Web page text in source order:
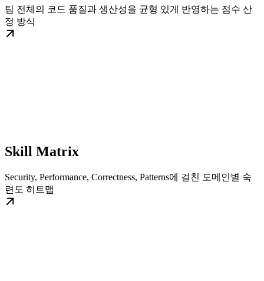
팀 전체의 코드 품질과 생산성을 균형 있게 반영하는 점수 산
정 방식
Skill Matrix
Security, Performance, Correctness, Patterns에 걸친 도메인별 숙
련도 히트맵